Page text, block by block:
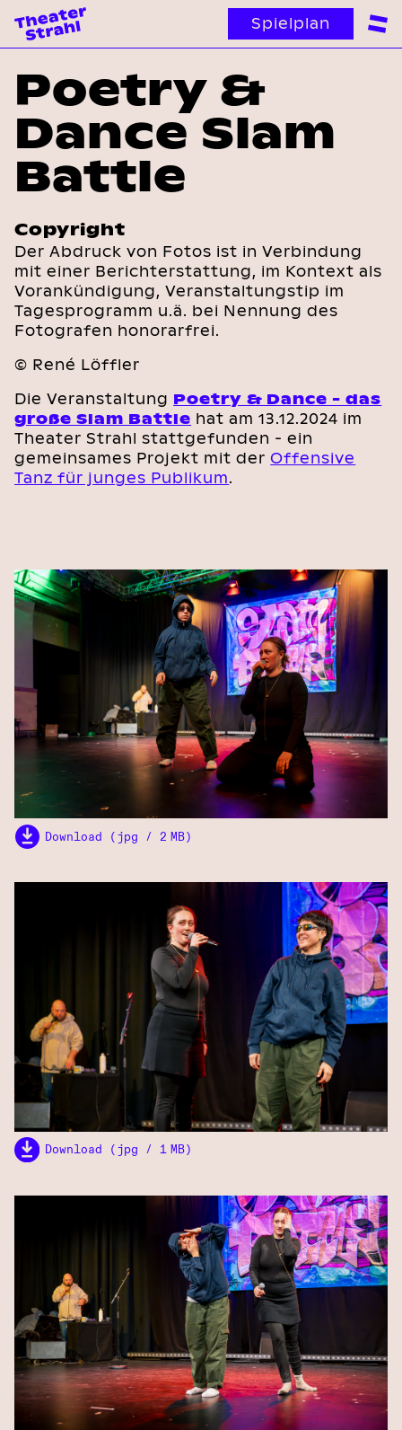
Spielplan
Poetry &
Dance Slam
Battle
Copyright
Der Abdruck von Fotos ist in Verbindung
mit einer Berichterstattung, im Kontext als
Vorankündigung, Veranstaltungstip im
Tagesprogramm u.ä. bei Nennung des
Fotografen honorarfrei.
© René Löffler
Die Veranstaltung Poetry & Dance - das
große Slam Battle hat am 13.12.2024 im
Theater Strahl stattgefunden - ein
gemeinsames Projekt mit derOffensive
Tanz für junges Publikum.
Download (jpg / 2 MB)
Download (jpg / 1 MB)